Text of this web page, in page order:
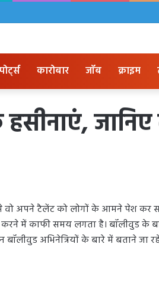
कारोबार जॉब क्राइम
जानिए
वो अपने टैलेंट को लोगों के आमने पेश कर
में काफी समय लगता है। बॉलीवुड के
अभिनेत्रियों के बारे में बताने जा